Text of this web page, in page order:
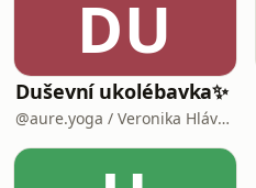
DU
Duševní ukolébavka✨
@aure.yoga / Veronika Hlávková